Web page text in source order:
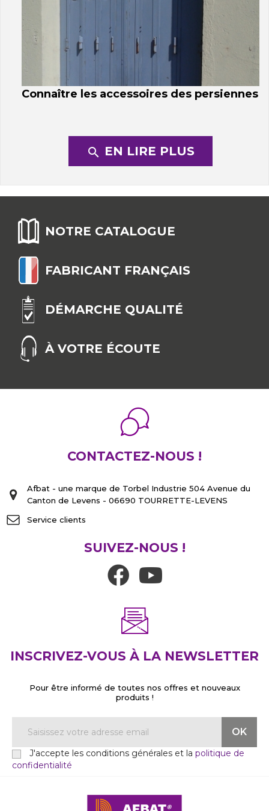
Connaître les accessoires des persiennes
search EN LIRE PLUS
NOTRE CATALOGUE
FABRICANT FRANÇAIS
DÉMARCHE QUALITÉ
À VOTRE ÉCOUTE
CONTACTEZ-NOUS !
Afbat - une marque de Torbel Industrie 504 Avenue du
Canton de Levens - 06690 TOURRETTE-LEVENS
Service clients
SUIVEZ-NOUS !
INSCRIVEZ-VOUS À LA NEWSLETTER
Pour être informé de toutes nos offres et nouveaux
produits !
J'accepte les conditions générales et la politique de
confidentialité